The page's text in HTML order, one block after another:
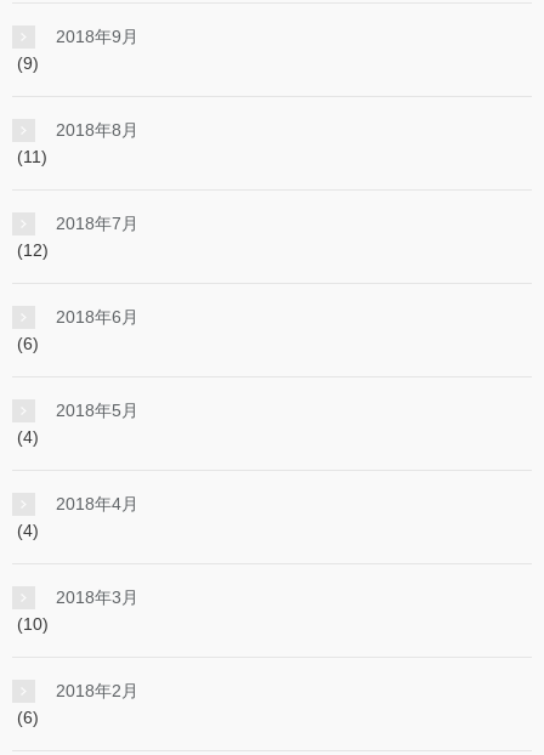
2018年9月
(9)
2018年8月
(11)
2018年7月
(12)
2018年6月
(6)
2018年5月
(4)
2018年4月
(4)
2018年3月
(10)
2018年2月
(6)